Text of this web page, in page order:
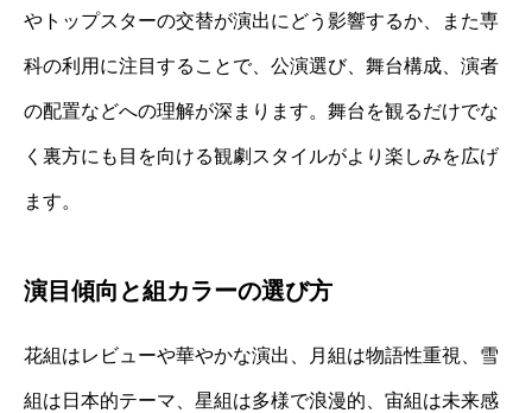
やトップスターの交替が演出にどう影響するか、また専
科の利用に注目することで、公演選び、舞台構成、演者
の配置などへの理解が深まります。舞台を観るだけでな
く裏方にも目を向ける観劇スタイルがより楽しみを広げ
ます。
演目傾向と組カラーの選び方
花組はレビューや華やかな演出、月組は物語性重視、雪
組は日本的テーマ、星組は多様で浪漫的、宙組は未来感